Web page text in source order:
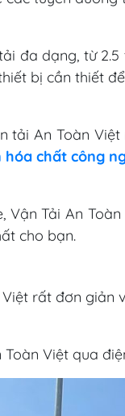
đa dạng, từ
bị cần thiết
tải An Toàn
hóa chất công
Tải An
cho bạn.
rất đơn giản
Việt qua